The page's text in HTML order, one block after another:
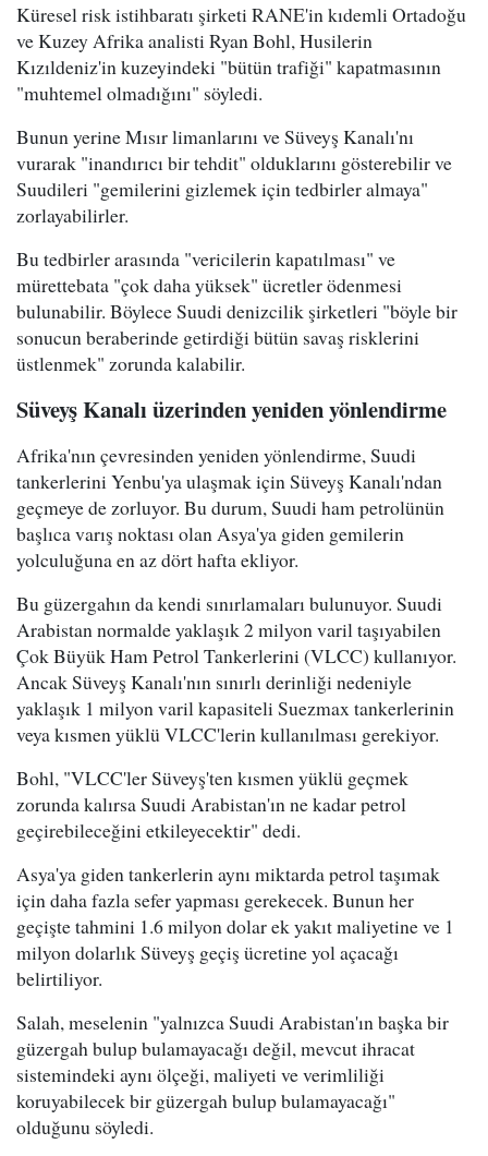
Küresel risk istihbaratı şirketi RANE'in kıdemli Ortadoğu
ve Kuzey Afrika analisti Ryan Bohl, Husilerin
Kızıldeniz'in kuzeyindeki "bütün trafiği" kapatmasının
"muhtemel olmadığını" söyledi.
Bunun yerine Mısır limanlarını ve Süveyş Kanalı'nı
vurarak "inandırıcı bir tehdit" olduklarını gösterebilir ve
Suudileri "gemilerini gizlemek için tedbirler almaya"
zorlayabilirler.
Bu tedbirler arasında "vericilerin kapatılması" ve
mürettebata "çok daha yüksek" ücretler ödenmesi
bulunabilir. Böylece Suudi denizcilik şirketleri "böyle bir
sonucun beraberinde getirdiği bütün savaş risklerini
üstlenmek" zorunda kalabilir.
Süveyş Kanalı üzerinden yeniden yönlendirme
Afrika'nın çevresinden yeniden yönlendirme, Suudi
tankerlerini Yenbu'ya ulaşmak için Süveyş Kanalı'ndan
geçmeye de zorluyor. Bu durum, Suudi ham petrolünün
başlıca varış noktası olan Asya'ya giden gemilerin
yolculuğuna en az dört hafta ekliyor.
Bu güzergahın da kendi sınırlamaları bulunuyor. Suudi
Arabistan normalde yaklaşık 2 milyon varil taşıyabilen
Çok Büyük Ham Petrol Tankerlerini (VLCC) kullanıyor.
Ancak Süveyş Kanalı'nın sınırlı derinliği nedeniyle
yaklaşık 1 milyon varil kapasiteli Suezmax tankerlerinin
veya kısmen yüklü VLCC'lerin kullanılması gerekiyor.
Bohl, "VLCC'ler Süveyş'ten kısmen yüklü geçmek
zorunda kalırsa Suudi Arabistan'ın ne kadar petrol
geçirebileceğini etkileyecektir" dedi.
Asya'ya giden tankerlerin aynı miktarda petrol taşımak
için daha fazla sefer yapması gerekecek. Bunun her
geçişte tahmini 1.6 milyon dolar ek yakıt maliyetine ve 1
milyon dolarlık Süveyş geçiş ücretine yol açacağı
belirtiliyor.
Salah, meselenin "yalnızca Suudi Arabistan'ın başka bir
güzergah bulup bulamayacağı değil, mevcut ihracat
sistemindeki aynı ölçeği, maliyeti ve verimliliği
koruyabilecek bir güzergah bulup bulamayacağı"
olduğunu söyledi.